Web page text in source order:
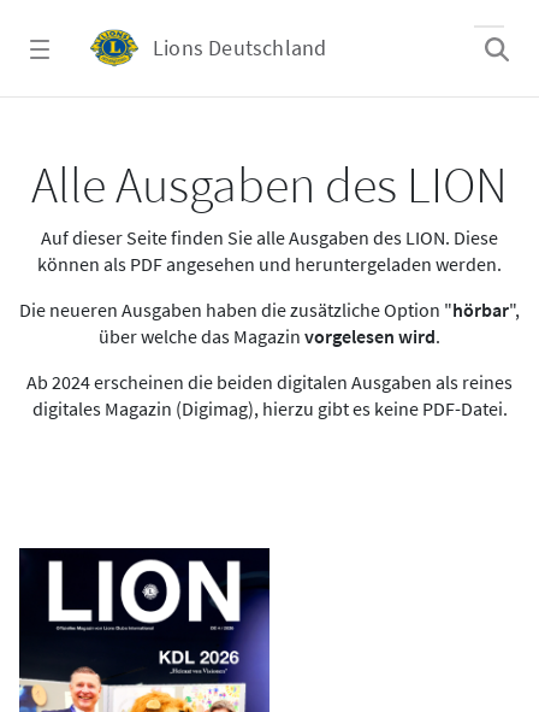
Lions Deutschland
Alle Ausgaben des LION
Auf dieser Seite finden Sie alle Ausgaben des LION. Diese
können als PDF angesehen und heruntergeladen werden.
Die neueren Ausgaben haben die zusätzliche Option "hörbar",
über welche das Magazin vorgelesen wird.
Ab 2024 erscheinen die beiden digitalen Ausgaben als reines
digitales Magazin (Digimag), hierzu gibt es keine PDF-Datei.